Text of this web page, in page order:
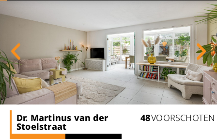
Dr. Martinus van der
Stoelstraat
48VOORSCHOTEN